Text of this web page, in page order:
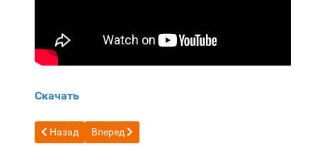
Скачать
Предыдущий: Бесплатная выкройка Сумка через плечо в
Назад Следующий: Выкройка большая кожаная сумка
Вперед